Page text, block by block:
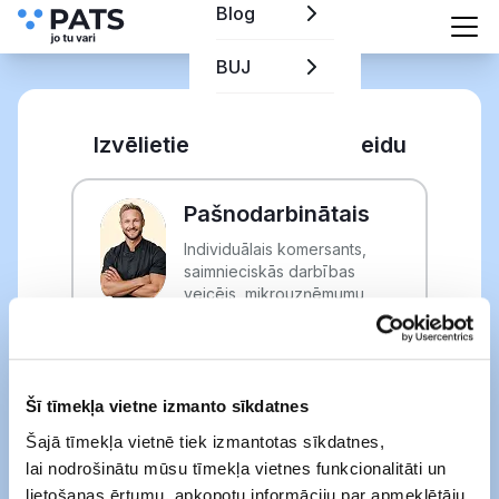
Šī tīmekļa vietne izmanto sīkdatnes
Šajā tīmekļa vietnē tiek izmantotas sīkdatnes,
lai nodrošinātu mūsu tīmekļa vietnes funkcionalitāti un
lietošanas ērtumu, apkopotu informāciju par apmeklētāju
Blog
BUJ
Izvēlieties reģistrācijas veidu
Pašnodarbinātais
Individuālais komersants,
saimnieciskās darbības
veicējs, mikrouzņēmumu
Uzņēmums
atbildību (SIA)